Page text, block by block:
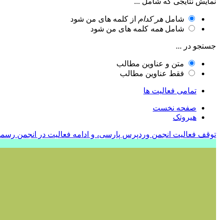
شامل هر کدام از کلمه های من شود
شامل همه کلمه های من شود
جستجو در ...
متن و عناوین مطالب
فقط عناوین مطالب
تمامی فعالیت ها
صفحه نخست
هیروتک
توقف فعالیت انجمن وردپرس پارسی، و ادامه فعالیت در انجمن